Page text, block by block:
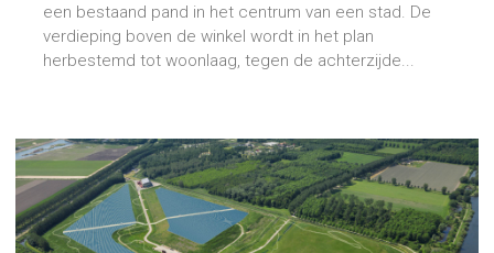
een bestaand pand in het centrum van een stad. De
verdieping boven de winkel wordt in het plan
herbestemd tot woonlaag, tegen de achterzijde...